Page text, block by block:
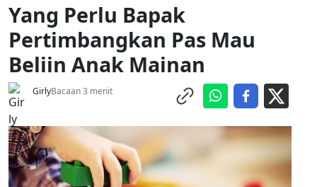
Yang Perlu Bapak
Pertimbangkan Pas Mau
Beliin Anak Mainan
GirlyBacaan 3 menit